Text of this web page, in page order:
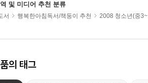
및 미디어 추천 분류
서 행복한아침독서/책둥이 추천 2008 청소년(중
의 태그